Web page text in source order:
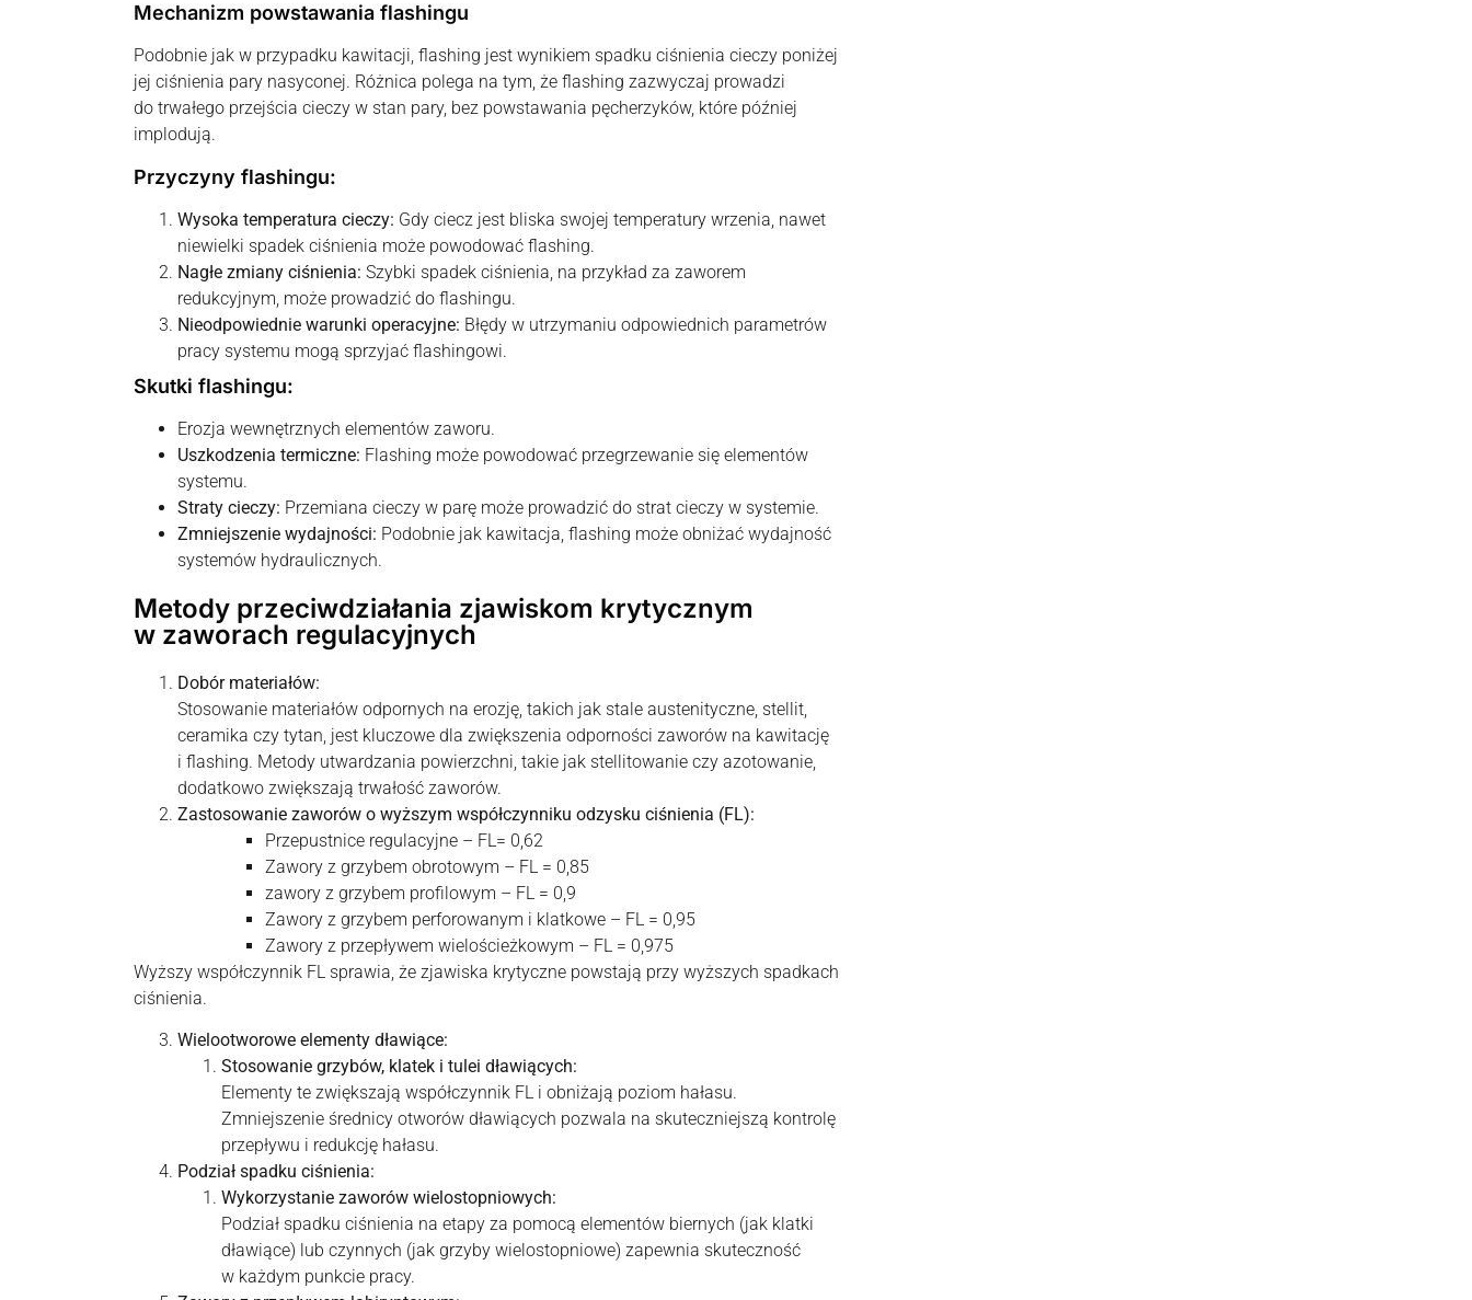
Mechanizm powstawania flashingu
Podobnie jak w przypadku kawitacji, flashing jest wynikiem spadku ciśnienia cieczy poniżej
jej ciśnienia pary nasyconej. Różnica polega na tym, że flashing zazwyczaj prowadzi
do trwałego przejścia cieczy w stan pary, bez powstawania pęcherzyków, które później
implodują.
Przyczyny flashingu:
Wysoka temperatura cieczy: Gdy ciecz jest bliska swojej temperatury wrzenia, nawet
niewielki spadek ciśnienia może powodować flashing.
Nagłe zmiany ciśnienia: Szybki spadek ciśnienia, na przykład za zaworem
redukcyjnym, może prowadzić do flashingu.
Nieodpowiednie warunki operacyjne: Błędy w utrzymaniu odpowiednich parametrów
pracy systemu mogą sprzyjać flashingowi.
Skutki flashingu:
Erozja wewnętrznych elementów zaworu.
Uszkodzenia termiczne: Flashing może powodować przegrzewanie się elementów
systemu.
Straty cieczy: Przemiana cieczy w parę może prowadzić do strat cieczy w systemie.
Zmniejszenie wydajności: Podobnie jak kawitacja, flashing może obniżać wydajność
systemów hydraulicznych.
Metody przeciwdziałania zjawiskom krytycznym
w zaworach regulacyjnych
Dobór materiałów:
Stosowanie materiałów odpornych na erozję, takich jak stale austenityczne, stellit,
ceramika czy tytan, jest kluczowe dla zwiększenia odporności zaworów na kawitację
i flashing. Metody utwardzania powierzchni, takie jak stellitowanie czy azotowanie,
dodatkowo zwiększają trwałość zaworów.
Zastosowanie zaworów o wyższym współczynniku odzysku ciśnienia (FL):
Przepustnice regulacyjne – FL= 0,62
Zawory z grzybem obrotowym – FL = 0,85
zawory z grzybem profilowym – FL = 0,9
Zawory z grzybem perforowanym i klatkowe – FL = 0,95
Zawory z przepływem wielościeżkowym – FL = 0,975
Wyższy współczynnik FL sprawia, że zjawiska krytyczne powstają przy wyższych spadkach
ciśnienia.
Wielootworowe elementy dławiące:
Stosowanie grzybów, klatek i tulei dławiących:
Elementy te zwiększają współczynnik FL i obniżają poziom hałasu.
Zmniejszenie średnicy otworów dławiących pozwala na skuteczniejszą kontrolę
przepływu i redukcję hałasu.
Podział spadku ciśnienia:
Wykorzystanie zaworów wielostopniowych:
Podział spadku ciśnienia na etapy za pomocą elementów biernych (jak klatki
dławiące) lub czynnych (jak grzyby wielostopniowe) zapewnia skuteczność
w każdym punkcie pracy.